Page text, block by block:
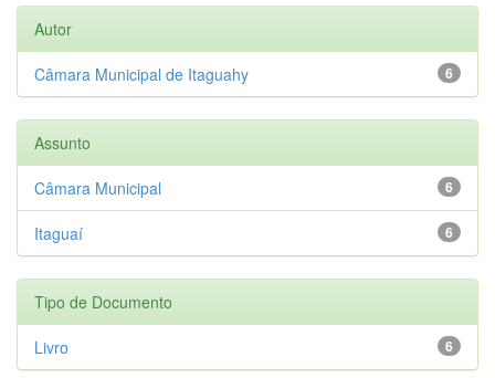
Autor
6
Câmara Municipal de Itaguahy
Assunto
6
Câmara Municipal
6
Itaguaí
Tipo de Documento
6
Livro